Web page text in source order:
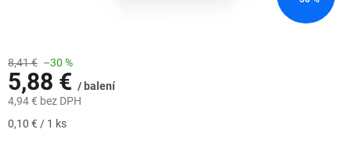
8,41 € –30 %
5,88 € / balení
4,94 € bez DPH
Jednotková
0,10 € / 1 ks